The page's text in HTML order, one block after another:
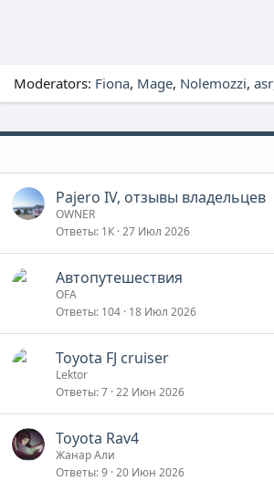
Moderators: Fiona Mage Nolemozzi asr
Pajero IV, отзывы владельцев
OWNER
Ответы 1К 27 Июл 2026
Автопутешествия
OFA
Ответы 104 18 Июл 2026
Toyota FJ cruiser
Lektor
Ответы 7 22 Июн 2026
Toyota Rav4
Жанар Али
Ответы 9 20 Июн 2026